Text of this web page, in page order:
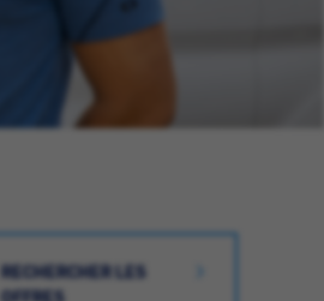
RECHERCHER LES
OFFRES